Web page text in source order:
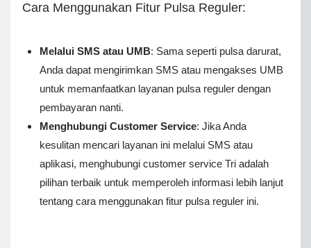
Cara Menggunakan Fitur Pulsa Reguler:
Melalui SMS atau UMB: Sama seperti pulsa darurat,
Anda dapat mengirimkan SMS atau mengakses UMB
untuk memanfaatkan layanan pulsa reguler dengan
pembayaran nanti.
Menghubungi Customer Service: Jika Anda
kesulitan mencari layanan ini melalui SMS atau
aplikasi, menghubungi customer service Tri adalah
pilihan terbaik untuk memperoleh informasi lebih lanjut
tentang cara menggunakan fitur pulsa reguler ini.